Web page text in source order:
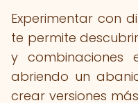
Experimentar con
te permite
y combinaciones
abriendo un
crear versiones